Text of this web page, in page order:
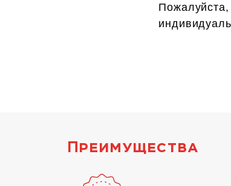
Пожалуйста,
Преимущества